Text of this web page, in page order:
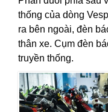
thống của dòng
ra bên ngoài, đèn
thân xe. Cụm đèn
truyền thống.